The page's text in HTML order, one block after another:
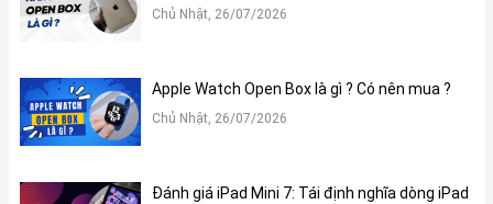
Chủ Nhật, 26/07/2026
Apple Watch Open Box là gì ? Có nên mua ?
Chủ Nhật, 26/07/2026
Đánh giá iPad Mini 7: Tái định nghĩa dòng iPad